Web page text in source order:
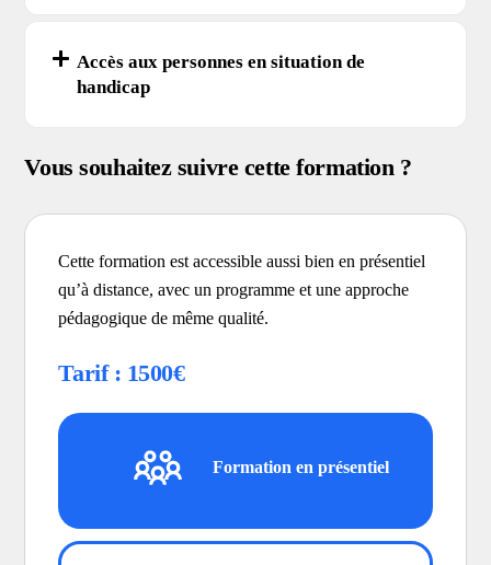
Accès aux personnes en situation de
handicap
Vous souhaitez suivre cette formation ?
Cette formation est accessible aussi bien en présentiel
qu’à distance, avec un programme et une approche
pédagogique de même qualité.
Tarif : 1500€
Formation en présentiel